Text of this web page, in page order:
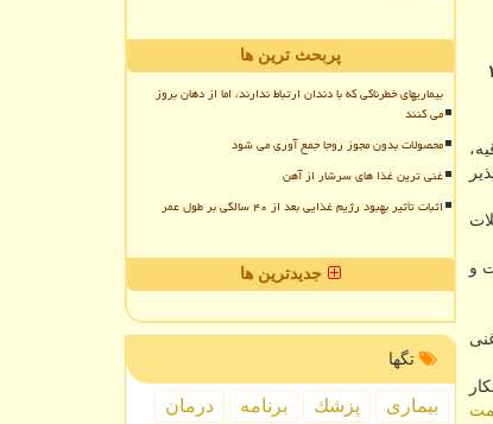
داشت: بیشتر از ۱۰
و
پربحث ترین ها
بیماریهای خطرناکی که با دندان ارتباط ندارند، اما از دهان بروز
می کنند
محصولات بدون مجوز روجا جمع آوری می شود
غنی ترین غذا های سرشار از آهن
اثبات تأثیر بهبود رژیم غذایی بعد از ۴۰ سالگی بر طول عمر
جدیدترین ها
تگها
بیماری پزشك برنامه
درمان